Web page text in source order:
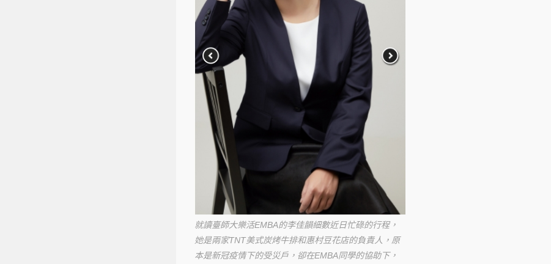
就讀臺師大樂活EMBA的李佳韻細數近日忙碌的行程，
她是兩家TNT美式炭烤牛排和惠村豆花店的負責人，原
本是新冠疫情下的受災戶，卻在EMBA同學的協助下，